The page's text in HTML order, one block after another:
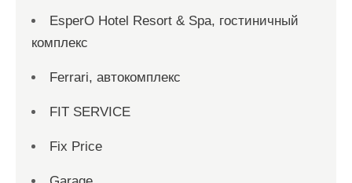
EsperO Hotel Resort & Spa, гостиничный
комплекс
Ferrari, автокомплекс
FIT SERVICE
Fix Price